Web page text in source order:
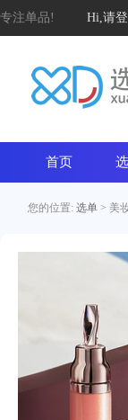
专注单品! Hi,请
首页
您的位置: 选单 > 美